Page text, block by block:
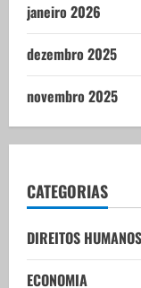
janeiro 2026
dezembro 2025
novembro 2025
CATEGORIAS
DIREITOS HUMANOS
ECONOMIA